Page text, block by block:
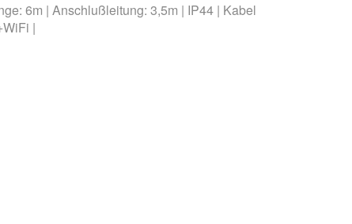
6m | Anschlußleitung: 3,5m | IP44 | Kabel
|